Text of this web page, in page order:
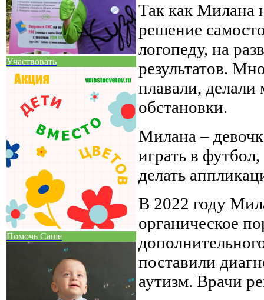
Участвовать
Помочь Саше
Так как Милана
решение
логопеду, на
результатов.
плавали,
обстановки.
Милана –
играть в
делать
В 2022 году
органическое
поставили
аутизм. Врачи